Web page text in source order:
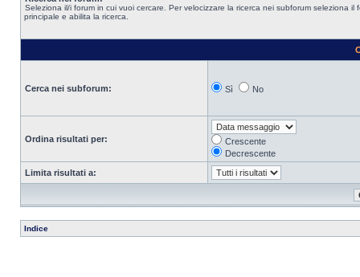
Seleziona il/i forum in cui vuoi cercare. Per velocizzare la ricerca nei subforum seleziona il
principale e abilita la ricerca.
Cerca nei subforum: Sì No
Ordina risultati per:
Crescente
Decrescente
Limita risultati a:
Indice